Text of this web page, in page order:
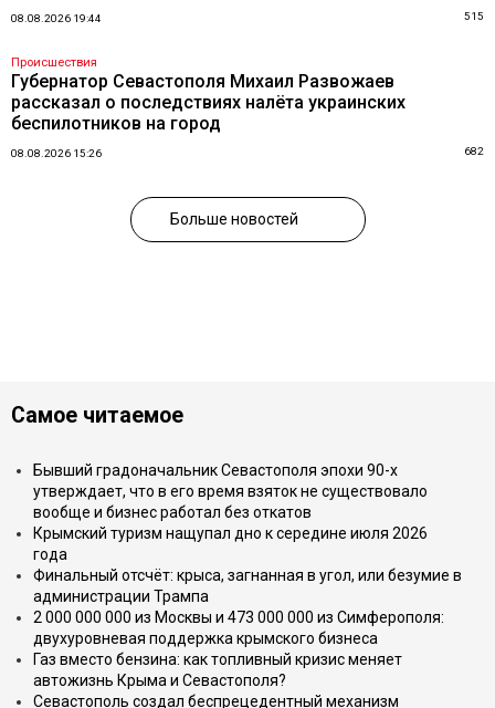
08.08.2026 19:44 515
Происшествия
Губернатор Севастополя Михаил Развожаев
рассказал о последствиях налёта украинских
беспилотников на город
08.08.2026 15:26 682
Больше новостей
Самое читаемое
Бывший градоначальник Севастополя эпохи 90-х
утверждает, что в его время взяток не существовало
вообще и бизнес работал без откатов
Крымский туризм нащупал дно к середине июля 2026
года
Финальный отсчёт: крыса, загнанная в угол, или безумие в
администрации Трампа
2 000 000 000 из Москвы и 473 000 000 из Симферополя:
двухуровневая поддержка крымского бизнеса
Газ вместо бензина: как топливный кризис меняет
автожизнь Крыма и Севастополя?
Севастополь создал беспрецедентный механизм